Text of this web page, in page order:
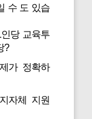
수 도 있습
당 교육투
?
가 정확하
자체 지원